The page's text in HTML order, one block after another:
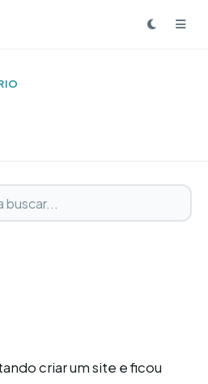
criar um site e ficou